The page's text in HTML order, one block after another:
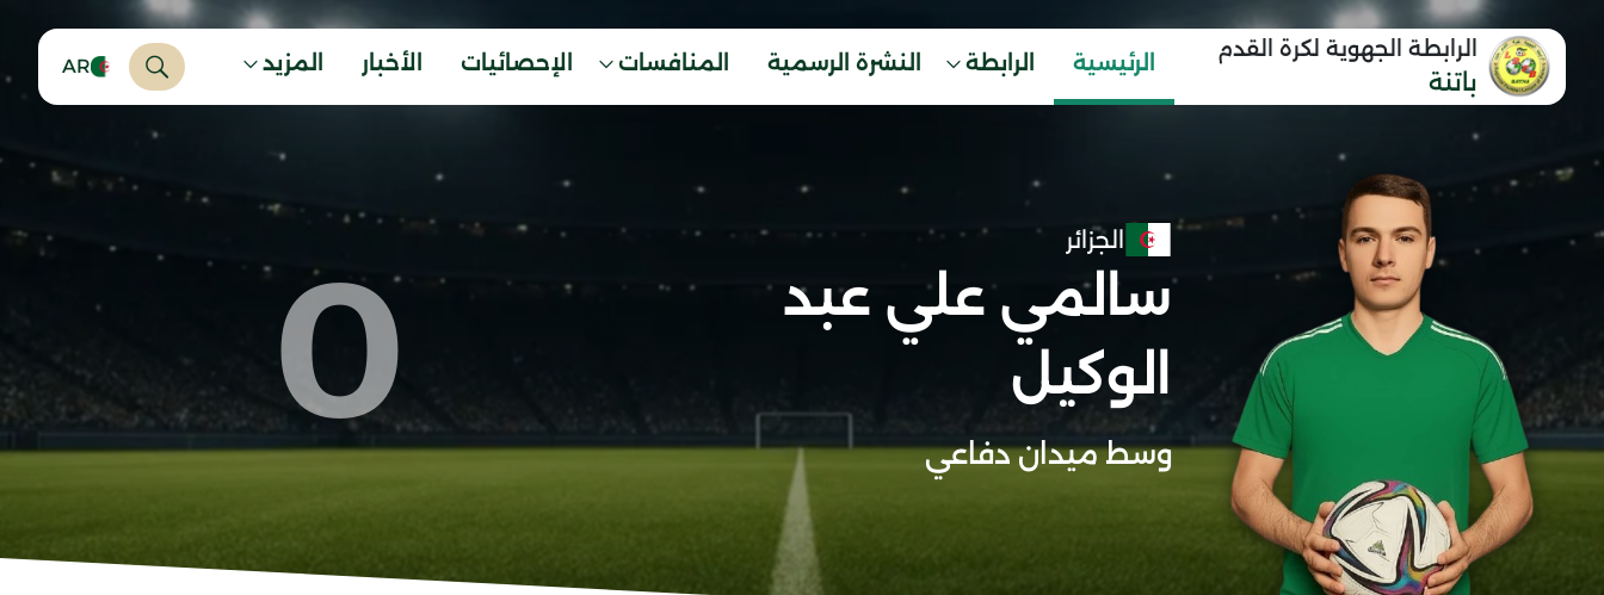
الرابطة الجهوية لكرة القدم
باتنة
الرئيسية الرابطة النشرة الرسمية المنافسات الإحصائيات الأخبار المزيد AR
الجزائر
سالمي علي عبد
الوكيل
وسط ميدان دفاعي 0